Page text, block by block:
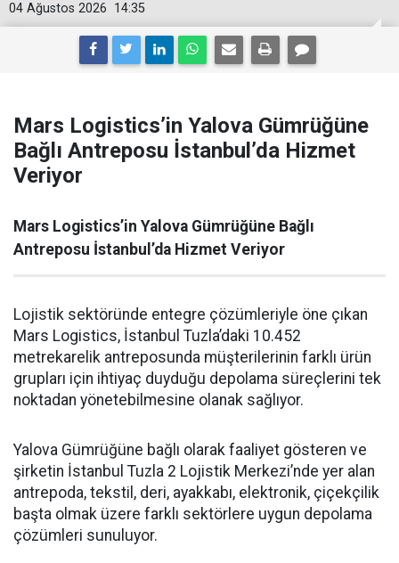
14:35
04 Ağustos 2026
Mars Logistics’in Yalova Gümrüğüne
Bağlı Antreposu İstanbul’da Hizmet
Veriyor
Mars Logistics’in Yalova Gümrüğüne Bağlı
Antreposu İstanbul’da Hizmet Veriyor
Lojistik sektöründe entegre çözümleriyle öne çıkan
Mars Logistics, İstanbul Tuzla’daki 10.452
metrekarelik antreposunda müşterilerinin farklı ürün
grupları için ihtiyaç duyduğu depolama süreçlerini tek
noktadan yönetebilmesine olanak sağlıyor.
Yalova Gümrüğüne bağlı olarak faaliyet gösteren ve
şirketin İstanbul Tuzla 2 Lojistik Merkezi’nde yer alan
antrepoda, tekstil, deri, ayakkabı, elektronik, çiçekçilik
başta olmak üzere farklı sektörlere uygun depolama
çözümleri sunuluyor.